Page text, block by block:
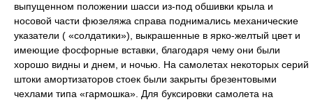
выпущенном положении шасси из-под обшивки крыла и
носовой части фюзеляжа справа поднимались механические
указатели ( «солдатики»), выкрашенные в ярко-желтый цвет и
имеющие фосфорные вставки, благодаря чему они были
хорошо видны и днем, и ночью. На самолетах некоторых серий
штоки амортизаторов стоек были закрыты брезентовыми
чехлами типа «гармошка». Для буксировки самолета на